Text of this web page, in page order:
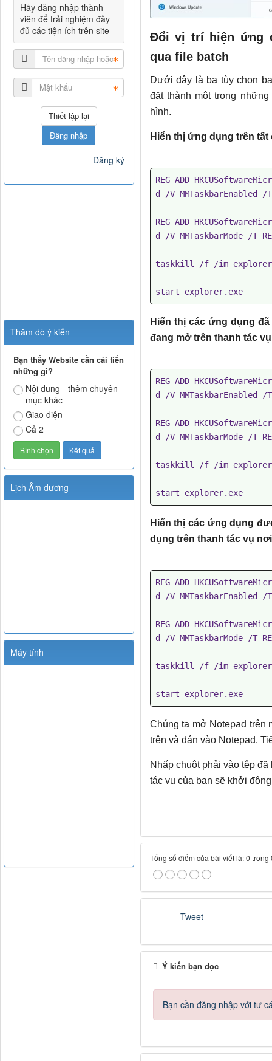
Đổi vị trí hiện ứng
qua file batch
Dưới đây là ba tùy chọn
đặt thành một trong
hình.
Hiển thị ứng dụng trên tất
REG ADD
d /V MMTaskbarEnabled /T
REG ADD
d /V MMTaskbarMode /T
taskkill /f /im
start explorer.exe
Hiển thị các ứng dụng
đang mở trên thanh tác
REG ADD
d /V MMTaskbarEnabled /T
REG ADD
d /V MMTaskbarMode /T
taskkill /f /im
start explorer.exe
Hiển thị các ứng dụng
dụng trên thanh tác vụ
REG ADD
d /V MMTaskbarEnabled /T
REG ADD
d /V MMTaskbarMode /T
taskkill /f /im
start explorer.exe
Chúng ta mở Notepad trên
trên và dán vào Notepad.
Nhấp chuột phải vào tệp
tác vụ của bạn sẽ khởi
Tổng số điểm của bài viết là: 0 trong
Tweet
Ý kiến bạn đọc
Bạn cần đăng nhập với tư
Hãy đăng nhập thành
viên để trải nghiệm đầy
đủ các tiện ích trên site
Đăng nhập
Đăng ký
Thăm dò ý kiến
Bạn thấy Website cần cải tiến
những gì?
Nội dung - thêm chuyên
mục khác
Giao diện
Cả 2
Lịch Âm dương
Máy tính